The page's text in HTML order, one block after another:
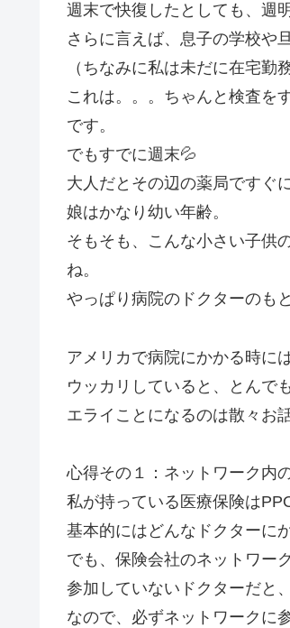
週末で快復したとしても、週
さらに言えば、息子の学校や
（ちなみに私は未だに在宅勤
これは。。。ちゃんと検査を
です。
でもすでに週末💦
大人だとその辺の薬局ですぐ
娘はかなり幼い年齢。
そもそも、こんな小さい子供
ね。
やっぱり病院のドクターのも
アメリカで病院にかかる時に
ウッカリしていると、とんで
エライことになるのは散々お
心得その１：ネットワーク内
私が持っている医療保険は
基本的にはどんなドクターに
でも、保険会社のネットワー
参加していないドクターだと
なので、必ずネットワークに